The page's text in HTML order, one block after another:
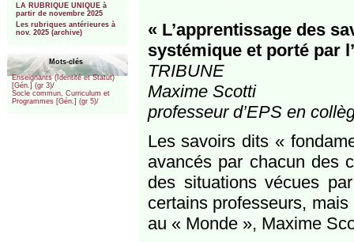
LA RUBRIQUE UNIQUE à
partir de novembre 2025
Les rubriques antérieures à
nov. 2025 (archive)
Mots-clés
Enseignants (Identité et Statut)
[Gén.] (gr 3)/
Socle commun, Curriculum et
Programmes [Gén.] (gr 5)/
« L’apprentissage des
systémique et porté par
TRIBUNE
Maxime Scotti
professeur d’EPS en
Les savoirs dits «
avancés par chacun des
des situations vécues
certains professeurs,
au « Monde », Maxime